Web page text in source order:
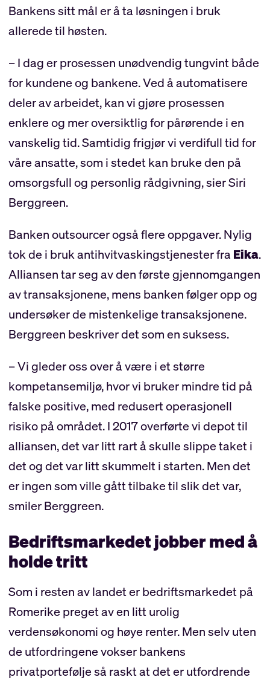
Bankens sitt mål er å ta løsningen i bruk
allerede til høsten.
– I dag er prosessen unødvendig tungvint både
for kundene og bankene. Ved å automatisere
deler av arbeidet, kan vi gjøre prosessen
enklere og mer oversiktlig for pårørende i en
vanskelig tid. Samtidig frigjør vi verdifull tid for
våre ansatte, som i stedet kan bruke den på
omsorgsfull og personlig rådgivning, sier Siri
Berggreen.
Banken outsourcer også flere oppgaver. Nylig
tok de i bruk antihvitvaskingstjenester fra Eika.
Alliansen tar seg av den første gjennomgangen
av transaksjonene, mens banken følger opp og
undersøker de mistenkelige transaksjonene.
Berggreen beskriver det som en suksess.
– Vi gleder oss over å være i et større
kompetansemiljø, hvor vi bruker mindre tid på
falske positive, med redusert operasjonell
risiko på området. I 2017 overførte vi depot til
alliansen, det var litt rart å skulle slippe taket i
det og det var litt skummelt i starten. Men det
er ingen som ville gått tilbake til slik det var,
smiler Berggreen.
Bedriftsmarkedet jobber med å
holde tritt
Som i resten av landet er bedriftsmarkedet på
Romerike preget av en litt urolig
verdensøkonomi og høye renter. Men selv uten
de utfordringene vokser bankens
privatportefølje så raskt at det er utfordrende